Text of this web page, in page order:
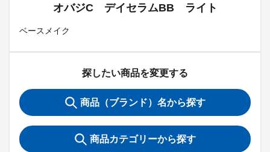
オバジC デイセラムBB ライト
ベースメイク
探したい商品を変更する
商品（ブランド）名から探す
商品カテゴリーから探す